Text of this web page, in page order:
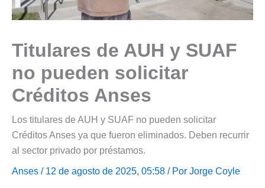
Titulares de AUH y SUAF
no pueden solicitar
Créditos Anses
Los titulares de AUH y SUAF no pueden solicitar
Créditos Anses ya que fueron eliminados. Deben recurrir
al sector privado por préstamos.
Anses / 12 de agosto de 2025, 05:58 / Por Jorge Coyle